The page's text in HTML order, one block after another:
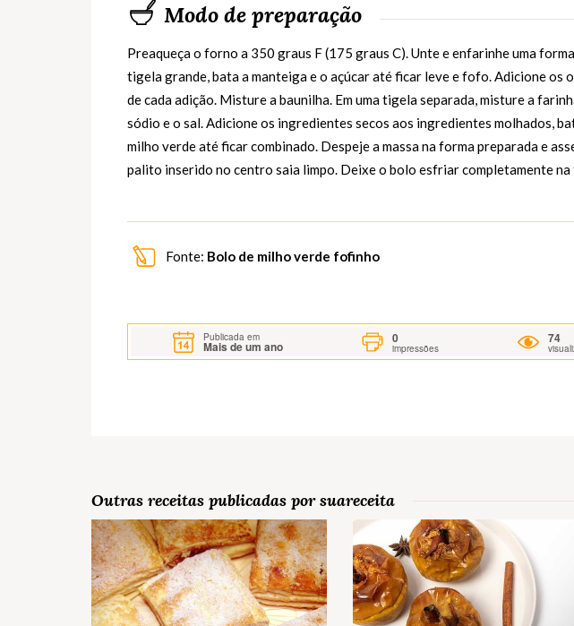
Modo de preparação
Preaqueça o forno a 350 graus F (175 graus C). Unte e enfarinhe uma
tigela grande, bata a manteiga e o açúcar até ficar leve e fofo. Adicione os
de cada adição. Misture a baunilha. Em uma tigela separada, misture a
sódio e o sal. Adicione os ingredientes secos aos ingredientes molhados,
milho verde até ficar combinado. Despeje a massa na forma preparada e
palito inserido no centro saia limpo. Deixe o bolo esfriar completamente
Fonte: Bolo de milho verde fofinho
Publicada em
Mais de um ano
0
impressões
74
Outras receitas publicadas por suareceita